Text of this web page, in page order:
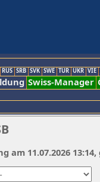
RUS SRB SVK SWE TUR UKR VIE
Swiss-Manager
am 11.07.2026